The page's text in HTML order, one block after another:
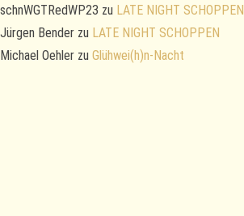
schnWGTRedWP23 zu LATE NIGHT SCHOPPEN
Jürgen Bender zu LATE NIGHT SCHOPPEN
Michael Oehler zu Glühwei(h)n-Nacht